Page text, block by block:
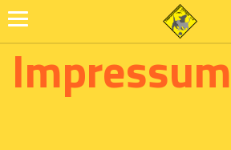
Impressum